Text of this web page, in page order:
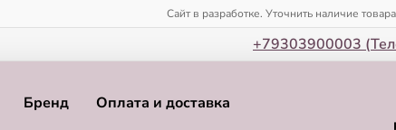
Сайт в разработке. Уточнить наличие
+79303900003
Бренд Оплата и доставка